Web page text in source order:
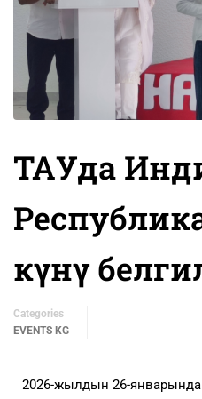
ТАУда
күнү
Categories
EVENTS KG
2026-жылдын 26-